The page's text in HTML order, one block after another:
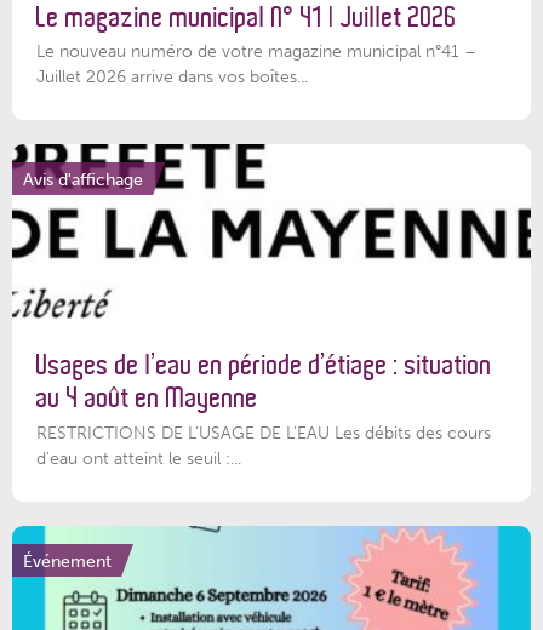
Le magazine municipal N° 41 | Juillet 2026
Le nouveau numéro de votre magazine municipal n°41 –
Juillet 2026 arrive dans vos boîtes...
Avis d'affichage
Usages de l’eau en période d’étiage : situation
au 4 août en Mayenne
RESTRICTIONS DE L’USAGE DE L’EAU Les débits des cours
d'eau ont atteint le seuil :...
Événement